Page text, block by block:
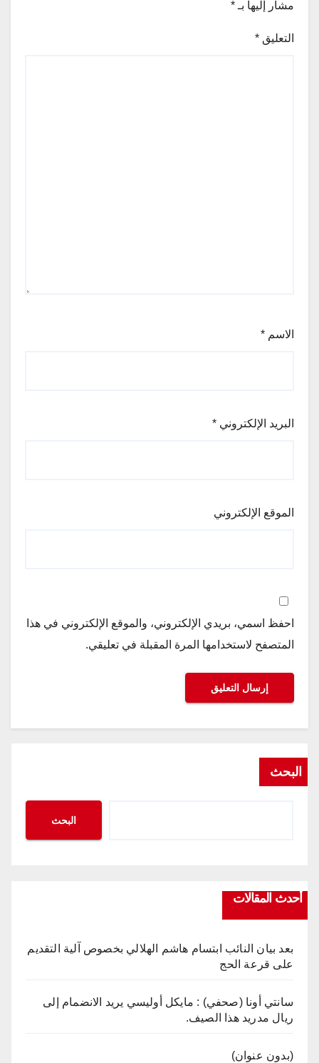
مشار إليها بـ*
التعليق *
الاسم *
البريد الإلكتروني *
الموقع الإلكتروني
احفظ اسمي، بريدي الإلكتروني، والموقع الإلكتروني في هذا
المتصفح لاستخدامها المرة المقبلة في تعليقي.
البحث
البحث
أحدث المقالات
بعد بيان النائب ابتسام هاشم الهلالي بخصوص آلية التقديم
على قرعة الحج
سانتي أونا (صحفي) : مايكل أوليسي يريد الانضمام إلى
ريال مدريد هذا الصيف.
(بدون عنوان)